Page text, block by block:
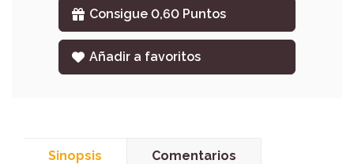
Consigue 0,60 Puntos
Añadir a favoritos
Sinopsis Comentarios